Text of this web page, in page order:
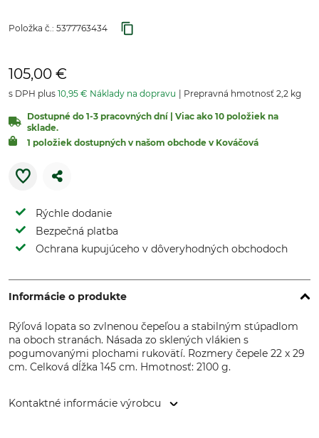
Položka č.: 5377763434
105,00 €
s DPH plus 10,95 € Náklady na dopravu Prepravná hmotnosť 2,2 kg
Dostupné do 1-3 pracovných dní | Viac ako 10 položiek na
sklade.
1 položiek dostupných v našom obchode v Kováčová
Rýchle dodanie
Bezpečná platba
Ochrana kupujúceho v dôveryhodných obchodoch
Informácie o produkte
Rýľová lopata so zvlnenou čepeľou a stabilným stúpadlom
na oboch stranách. Násada zo sklených vlákien s
pogumovanými plochami rukovätí. Rozmery čepele 22 x 29
cm. Celková dĺžka 145 cm. Hmotnosť: 2100 g.
Kontaktné informácie výrobcu